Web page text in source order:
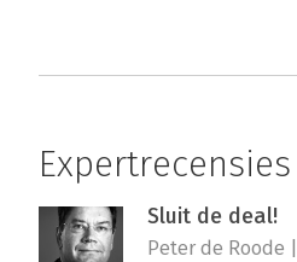
Expertrecensies
Sluit de deal!
Peter de Roode